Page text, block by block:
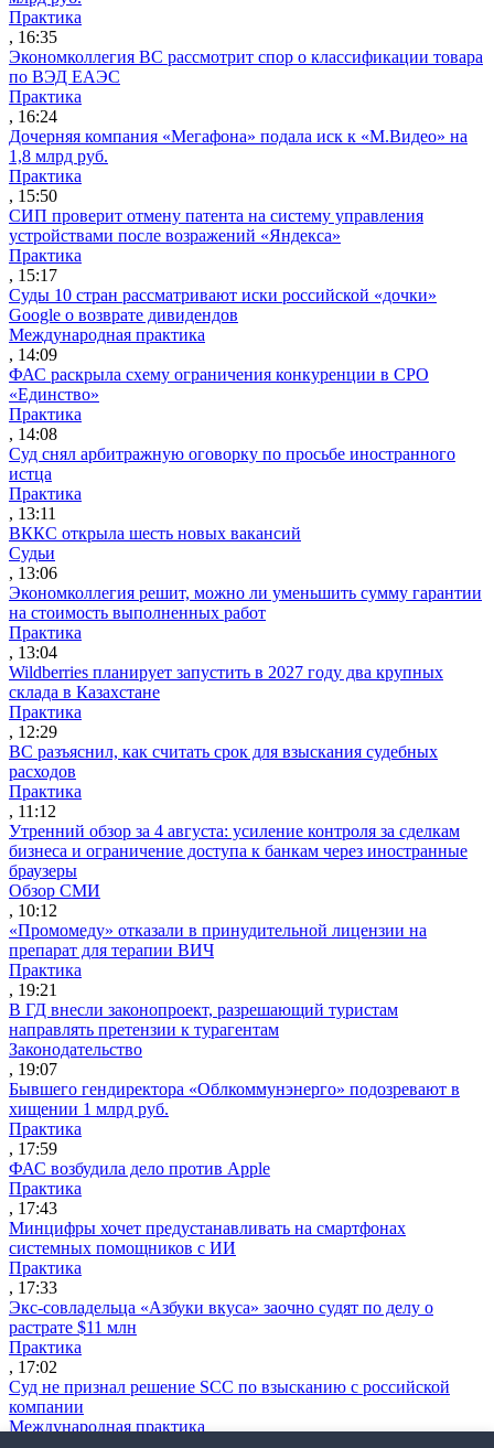
Практика
, 16:35
Экономколлегия ВС рассмотрит спор о классификации товара
по ВЭД ЕАЭС
Практика
, 16:24
Дочерняя компания «Мегафона» подала иск к «М.Видео» на
1,8 млрд руб.
Практика
, 15:50
СИП проверит отмену патента на систему управления
устройствами после возражений «Яндекса»
Практика
, 15:17
Суды 10 стран рассматривают иски российской «дочки»
Google о возврате дивидендов
Международная практика
, 14:09
ФАС раскрыла схему ограничения конкуренции в СРО
«Единство»
Практика
, 14:08
Суд снял арбитражную оговорку по просьбе иностранного
истца
Практика
, 13:11
ВККС открыла шесть новых вакансий
Судьи
, 13:06
Экономколлегия решит, можно ли уменьшить сумму гарантии
на стоимость выполненных работ
Практика
, 13:04
Wildberries планирует запустить в 2027 году два крупных
склада в Казахстане
Практика
, 12:29
ВС разъяснил, как считать срок для взыскания судебных
расходов
Практика
, 11:12
Утренний обзор за 4 августа: усиление контроля за сделкам
бизнеса и ограничение доступа к банкам через иностранные
браузеры
Обзор СМИ
, 10:12
«Промомеду» отказали в принудительной лицензии на
препарат для терапии ВИЧ
Практика
, 19:21
В ГД внесли законопроект, разрешающий туристам
направлять претензии к турагентам
Законодательство
, 19:07
Бывшего гендиректора «Облкоммунэнерго» подозревают в
хищении 1 млрд руб.
Практика
, 17:59
ФАС возбудила дело против Apple
Практика
, 17:43
Минцифры хочет предустанавливать на смартфонах
системных помощников с ИИ
Практика
, 17:33
Экс-совладельца «Азбуки вкуса» заочно судят по делу о
растрате $11 млн
Практика
, 17:02
Суд не признал решение SCC по взысканию с российской
компании
Международная практика